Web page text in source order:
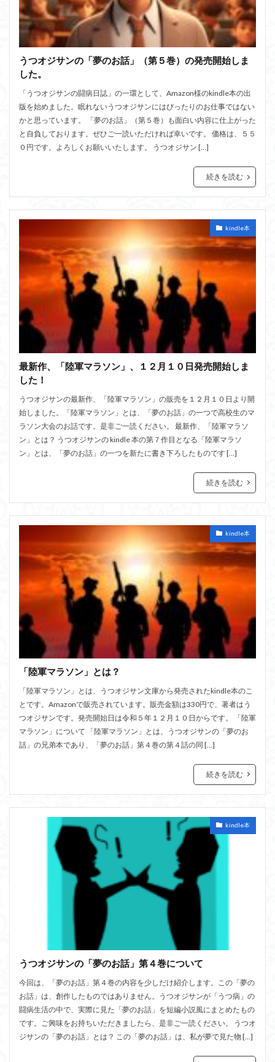
うつオジサンの「夢のお話」（第５巻）の発売開始しま
した。
「うつオジサンの闘病日誌」の一環として、Amazon様のkindle本の出
版を始めました。眠れないうつオジサンにはぴったりのお仕事ではない
かと思っています。 「夢のお話」（第５巻）も面白い内容に仕上がった
と自負しております。ぜひご一読いただければ幸いです。 価格は、５５
０円です。よろしくお願いいたします。 うつオジサン […]
続きを読む
kindle本
最新作、「陸軍マラソン」、１２月１０日発売開始しま
した！
うつオジサンの最新作、「陸軍マラソン」の販売を１２月１０日より開
始しました。「陸軍マラソン」とは、「夢のお話」の一つで高校生のマ
ラソン大会のお話です。是非ご一読ください。 最新作、「陸軍マラソ
ン」とは？ うつオジサンの kindle 本の第７作目となる「陸軍マラソ
ン」とは、「夢のお話」の一つを新たに書き下ろしたものです […]
続きを読む
kindle本
「陸軍マラソン」とは？
「陸軍マラソン」とは、うつオジサン文庫から発売されたkindle本のこ
とです。Amazonで販売されています。販売金額は330円で、著者はう
つオジサンです。発売開始日は令和５年１２月１０日からです。 「陸軍
マラソン」について 「陸軍マラソン」とは、うつオジサンの「夢のお
話」の兄弟本であり、「夢のお話」第４巻の第４話の同 […]
続きを読む
kindle本
うつオジサンの「夢のお話」第４巻について
今回は、「夢のお話」第４巻の内容を少しだけ紹介します。この「夢の
お話」は、創作したものではありません。うつオジサンが「うつ病」の
闘病生活の中で、実際に見た「夢のお話」を短編小説風にまとめたもの
です。ご興味をお持ちいただきましたら、是非ご一読ください。 うつオ
ジサンの「夢のお話」とは？ この「夢のお話」は、私が夢で見た物 […]